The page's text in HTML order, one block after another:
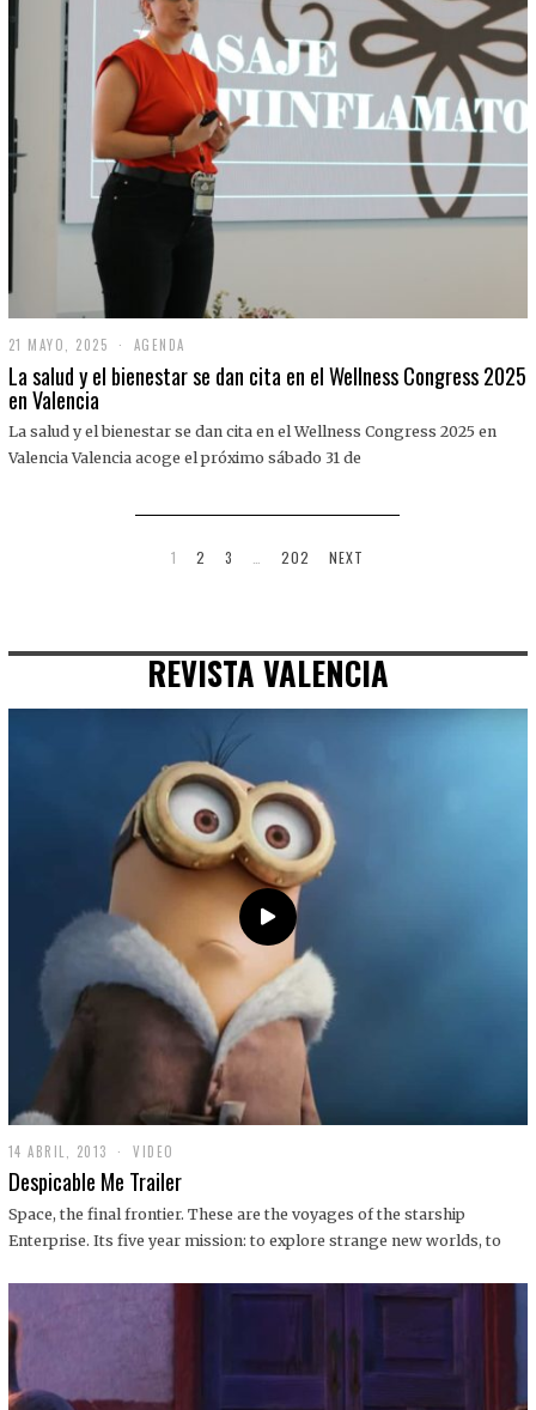
21 MAYO, 2025
1
M
O
,
AGENDA
La salud y el bienestar se dan cita en el Wellness Congress 2025
en Valencia
La salud y el bienestar se dan cita en el Wellness Congress 2025 en
Valencia Valencia acoge el próximo sábado 31 de
1 2 3 202 NEXT
REVISTA VALENCIA
14 ABRIL, 2013
9
D
C
I
1
VIDEO
Despicable Me Trailer
Space, the final frontier. These are the voyages of the starship
Enterprise. Its five year mission: to explore strange new worlds, to